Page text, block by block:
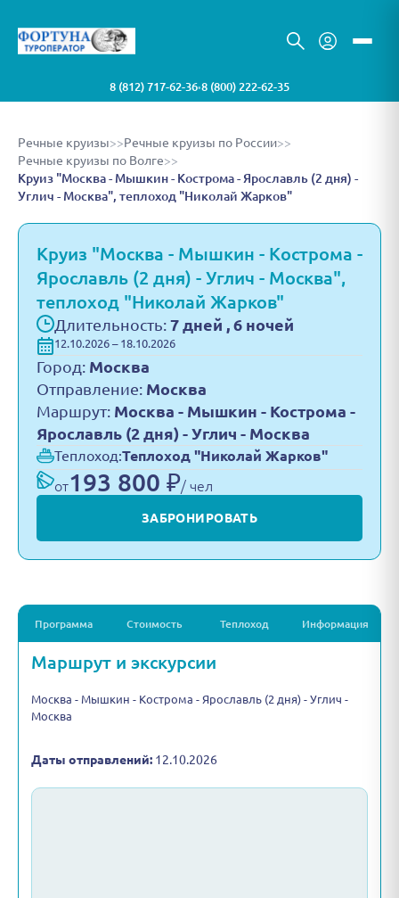
8 (812) 717-62-36•8 (800) 222-62-35
Речные круизы>>Речные круизы по России>>
Речные круизы по Волге>>
Круиз "Москва - Мышкин - Кострома - Ярославль (2 дня) -
Углич - Москва", теплоход "Николай Жарков"
Круиз "Москва - Мышкин - Кострома -
Ярославль (2 дня) - Углич - Москва",
теплоход "Николай Жарков"
Длительность: 7 дней , 6 ночей
12.10.2026 – 18.10.2026
Город: Москва
Отправление: Москва
Маршрут: Москва - Мышкин - Кострома -
Ярославль (2 дня) - Углич - Москва
Теплоход:Теплоход "Николай Жарков"
от193 800 ₽/ чел
ЗАБРОНИРОВАТЬ
Программа Стоимость Теплоход Информация
Маршрут и экскурсии
Москва - Мышкин - Кострома - Ярославль (2 дня) - Углич -
Москва
Даты отправлений: 12.10.2026